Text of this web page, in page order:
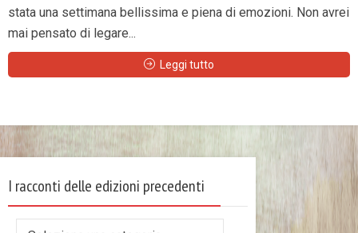
stata una settimana bellissima e piena di emozioni. Non avrei
mai pensato di legare...
Leggi tutto
I racconti delle edizioni precedenti